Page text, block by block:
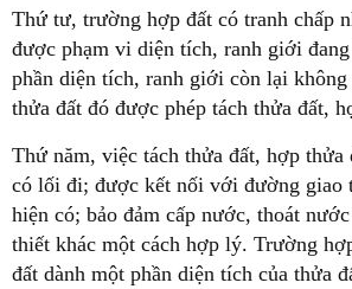
Thứ tư, trường hợp đất có tranh chấp
được phạm vi diện tích, ranh giới
phần diện tích, ranh giới còn lại không
thửa đất đó được phép tách thửa đất,
Thứ năm, việc tách thửa đất, hợp thửa
có lối đi; được kết nối với đường giao
hiện có; bảo đảm cấp nước, thoát
thiết khác một cách hợp lý. Trường
đất dành một phần diện tích của thửa